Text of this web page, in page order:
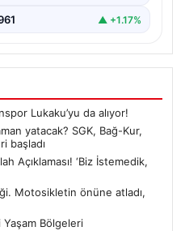
▲ +1.17%
Lukaku’yu da alıyor!
yatacak? SGK, Bağ-Kur,
başladı
Açıklaması! ‘Biz İstemedik,
Motosikletin önüne atladı,
Bölgeleri